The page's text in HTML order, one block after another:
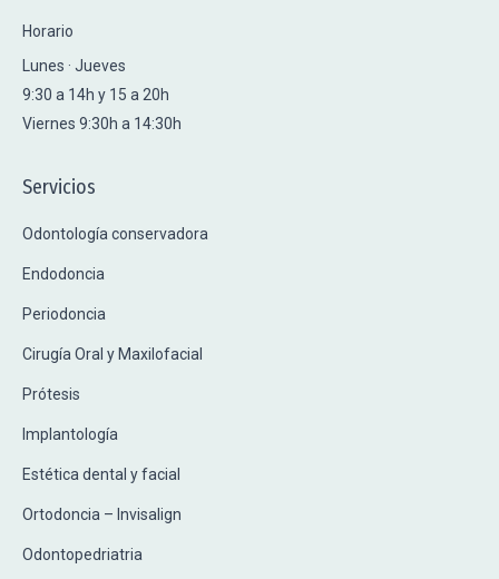
Horario
Lunes · Jueves
9:30 a 14h y 15 a 20h
Viernes 9:30h a 14:30h
Servicios
Odontología conservadora
Endodoncia
Periodoncia
Cirugía Oral y Maxilofacial
Prótesis
Implantología
Estética dental y facial
Ortodoncia – Invisalign
Odontopedriatria